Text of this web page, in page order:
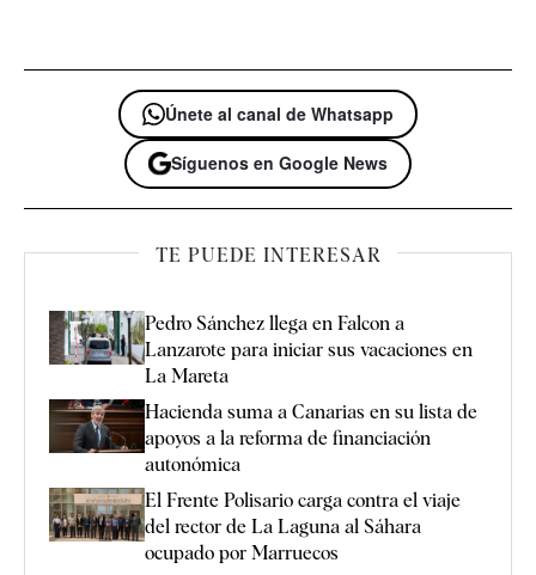
Únete al canal de Whatsapp
Síguenos en Google News
TE PUEDE INTERESAR
Pedro Sánchez llega en Falcon a
Lanzarote para iniciar sus vacaciones en
La Mareta
Hacienda suma a Canarias en su lista de
apoyos a la reforma de financiación
autonómica
El Frente Polisario carga contra el viaje
del rector de La Laguna al Sáhara
ocupado por Marruecos